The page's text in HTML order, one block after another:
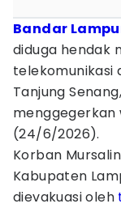
Bandar
diduga hendak
telekomunikasi
Tanjung
menggegerkan
(24/6/2026).
Korban
Kabupaten
dievakuasi oleh